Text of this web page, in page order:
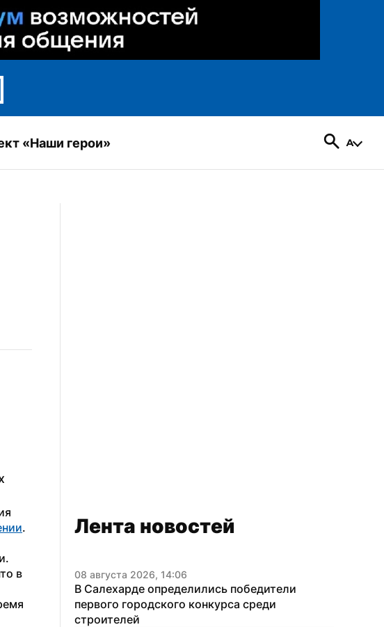
«Наши герои»
.
в
Лента новостей
08 августа 2026, 14:06
В Салехарде определились победители
первого городского конкурса среди
строителей